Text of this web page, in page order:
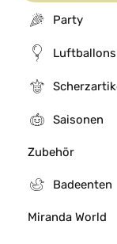
Party
Luftballons
Saisonen
Zubehör
Badeenten
Miranda World